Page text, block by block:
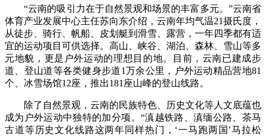
“云南的吸引力在于自然景观和场景的丰富多元。”云南省
体育产业发展中心主任苏向东介绍，云南年均气温21摄氏度，
从徒步、骑行、帆船、皮划艇到滑雪、露营，一年四季都有适
宜的运动项目可供选择。高山、峡谷、湖泊、森林、雪山等多
元地貌，更是户外运动的理想目的地。目前，云南已建成步
道、登山道等各类健身步道1万余公里，户外运动精品营地81
个、冰雪场馆12座，推出181座山峰的登山线路。
除了自然景观，云南的民族特色、历史文化等人文底蕴也
成为户外运动中独特的加分项。“滇越铁路、滇缅公路、茶马
古道等历史文化线路这两年同样热门，‘一马跑两国’马拉松